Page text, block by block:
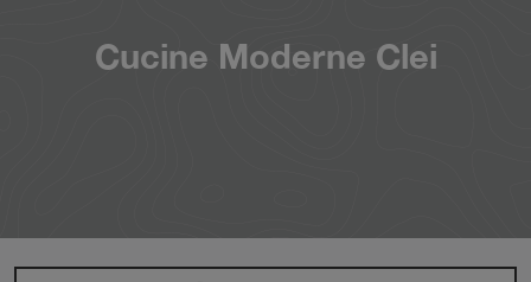
Cucine Moderne Clei